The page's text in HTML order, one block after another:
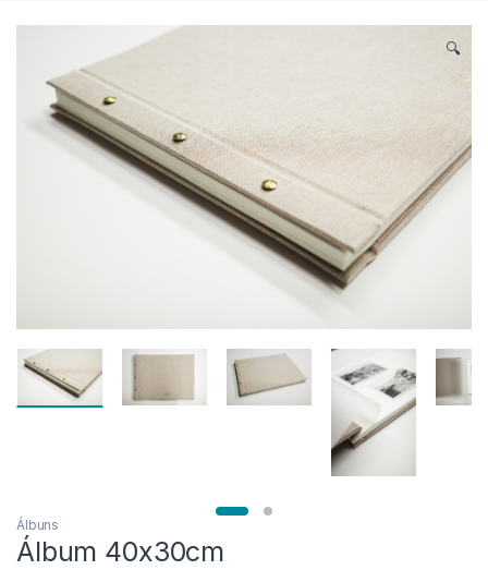
🔍
Álbuns
Álbum 40x30cm